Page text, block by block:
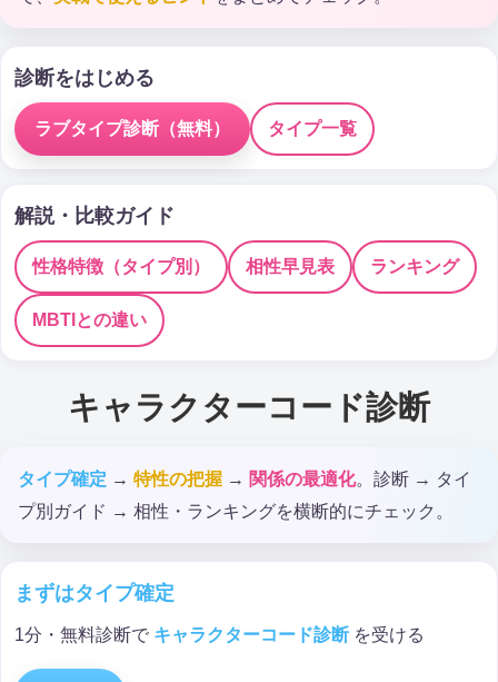
診断をはじめる
ラブタイプ診断（無料） タイプ一覧
解説・比較ガイド
性格特徴（タイプ別） 相性早見表 ランキング
MBTIとの違い
キャラクターコード診断
タイプ確定 → 特性の把握 → 関係の最適化。診断 → タイ
プ別ガイド → 相性・ランキングを横断的にチェック。
まずはタイプ確定
1分・無料診断で キャラクターコード診断 を受ける